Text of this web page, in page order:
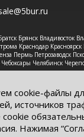
Брянск
Краснодар
Пермь Петрозаводск
Челябинск
Все права
при каких
437
данных
cookie-файлы
источников
Нажимая